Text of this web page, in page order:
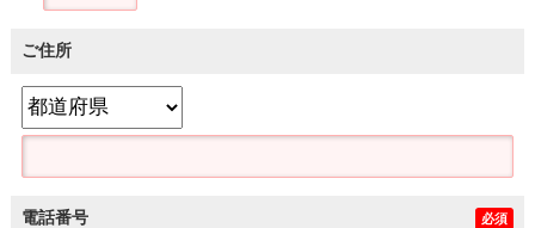
ご住所
電話番号 必須